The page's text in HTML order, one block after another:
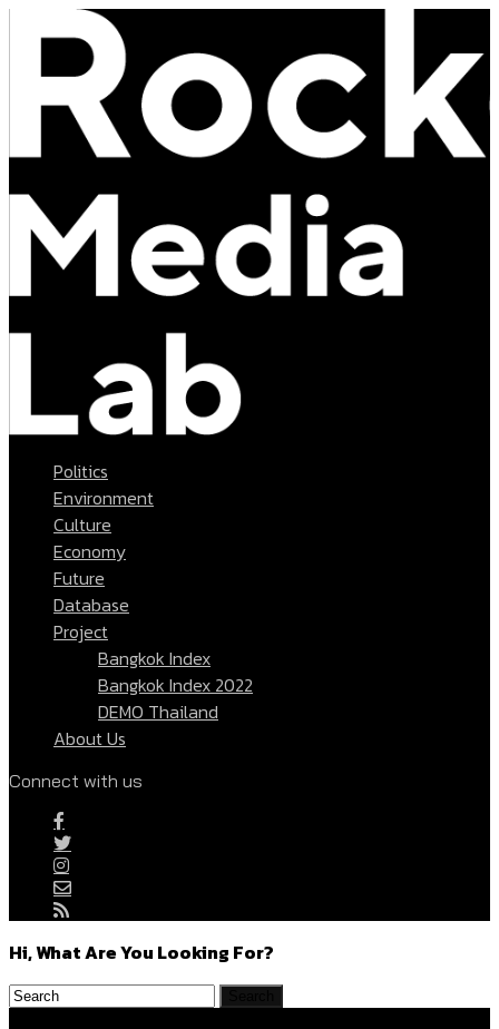
Politics
Environment
Culture
Economy
Future
Database
Project
Bangkok Index
Bangkok Index 2022
DEMO Thailand
About Us
Connect with us
Hi, What Are You Looking For?